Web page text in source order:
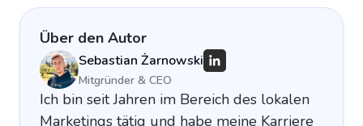
Über den Autor
Sebastian Żarnowski
Mitgründer & CEO
Ich bin seit Jahren im Bereich des lokalen
Marketings tätig und habe meine Karriere